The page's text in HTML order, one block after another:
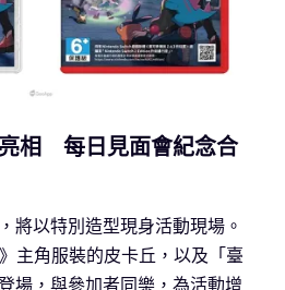
相 每日見面會紀念合
將以特別造型現身活動現場。
主角服裝的皮卡丘，以及「臺
場，與參加者同樂，為活動增